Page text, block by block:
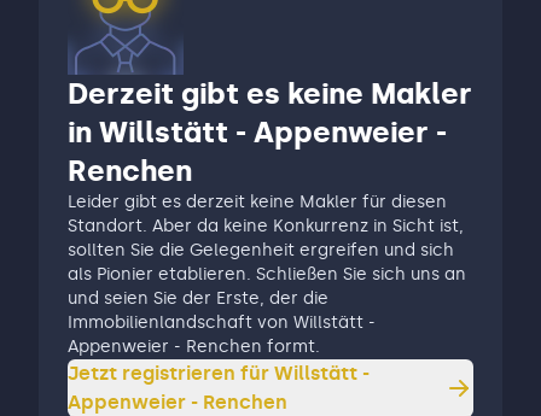
Derzeit gibt es keine Makler
in Willstätt - Appenweier -
Renchen
Leider gibt es derzeit keine Makler für diesen
Standort. Aber da keine Konkurrenz in Sicht ist,
sollten Sie die Gelegenheit ergreifen und sich
als Pionier etablieren. Schließen Sie sich uns an
und seien Sie der Erste, der die
Immobilienlandschaft von Willstätt -
Appenweier - Renchen formt.
Jetzt registrieren für Willstätt -
Appenweier - Renchen